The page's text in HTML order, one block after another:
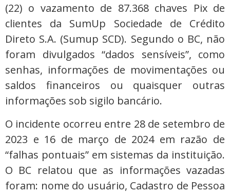
(22) o vazamento de 87.368 chaves Pix de
clientes da SumUp Sociedade de Crédito
Direto S.A. (Sumup SCD). Segundo o BC, não
foram divulgados “dados sensíveis”, como
senhas, informações de movimentações ou
saldos financeiros ou quaisquer outras
informações sob sigilo bancário.
O incidente ocorreu entre 28 de setembro de
2023 e 16 de março de 2024 em razão de
“falhas pontuais” em sistemas da instituição.
O BC relatou que as informações vazadas
foram: nome do usuário, Cadastro de Pessoa